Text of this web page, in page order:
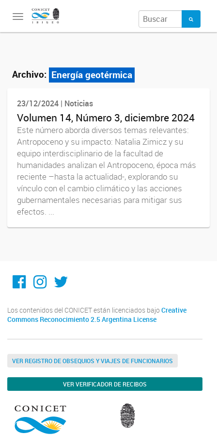
Toggle
Archivo: Energía geotérmica
23/12/2024 | Noticias
Volumen 14, Número 3, diciembre 2024
Este número aborda diversos temas relevantes:
Antropoceno y su impacto: Natalia Zimicz y su
equipo interdisciplinario de la facultad de
humanidades analizan el Antropoceno, época más
reciente –hasta la actualidad-, explorando su
vínculo con el cambio climático y las acciones
gubernamentales necesarias para mitigar sus
efectos. ...
Facebook
Instagram
Twitter
Los contenidos del CONICET están licenciados bajo Creative
Commons Reconocimiento 2.5 Argentina License
VER REGISTRO DE OBSEQUIOS Y VIAJES DE FUNCIONARIOS
VER VERIFICADOR DE RECIBOS